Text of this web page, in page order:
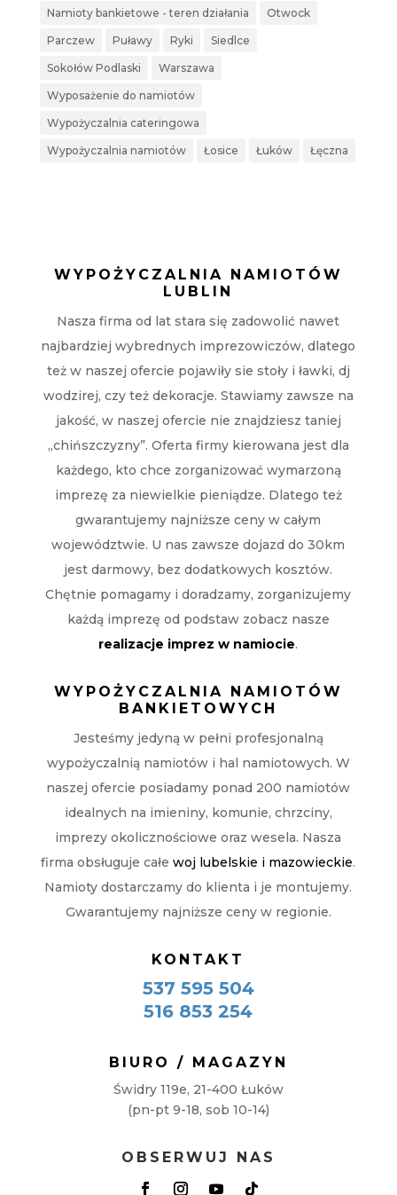
Namioty bankietowe - teren działania Otwock
Parczew Puławy Ryki Siedlce
Sokołów Podlaski Warszawa
Wyposażenie do namiotów
Wypożyczalnia cateringowa
Wypożyczalnia namiotów Łosice Łuków Łęczna
WYPOŻYCZALNIA NAMIOTÓW
LUBLIN
Nasza firma od lat stara się zadowolić nawet
najbardziej wybrednych imprezowiczów, dlatego
też w naszej ofercie pojawiły sie stoły i ławki, dj
wodzirej, czy też dekoracje. Stawiamy zawsze na
jakość, w naszej ofercie nie znajdziesz taniej
„chińszczyzny”. Oferta firmy kierowana jest dla
każdego, kto chce zorganizować wymarzoną
imprezę za niewielkie pieniądze. Dlatego też
gwarantujemy najniższe ceny w całym
województwie. U nas zawsze dojazd do 30km
jest darmowy, bez dodatkowych kosztów.
Chętnie pomagamy i doradzamy, zorganizujemy
każdą imprezę od podstaw zobacz nasze
realizacje imprez w namiocie.
WYPOŻYCZALNIA NAMIOTÓW
BANKIETOWYCH
Jesteśmy jedyną w pełni profesjonalną
wypożyczalnią namiotów i hal namiotowych. W
naszej ofercie posiadamy ponad 200 namiotów
idealnych na imieniny, komunie, chrzciny,
imprezy okolicznościowe oraz wesela. Nasza
firma obsługuje całewoj lubelskie i mazowieckie.
Namioty dostarczamy do klienta i je montujemy.
Gwarantujemy najniższe ceny w regionie.
KONTAKT
537 595 504
516 853 254
BIURO / MAGAZYN
Świdry 119e, 21-400 Łuków
(pn-pt 9-18, sob 10-14)
OBSERWUJ NAS